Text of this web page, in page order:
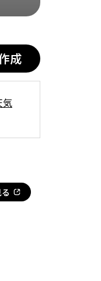
成
気